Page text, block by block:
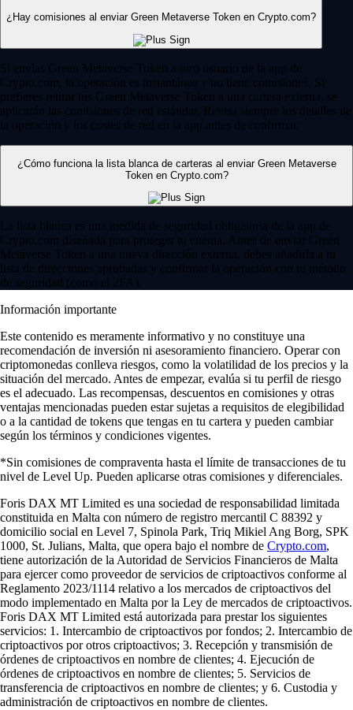
¿Hay comisiones al enviar Green Metaverse Token en Crypto.com?
Si envías Green Metaverse Token a otro usuario de la app de
Crypto.com, la operación es instantánea y no tiene comisiones. Si
prefieres retirar tus Green Metaverse Token a una cartera externa, se
aplicarán las comisiones de red estándar. Revisa siempre los detalles de
la operación y los costes de red en la app antes de confirmar.
¿Cómo funciona la lista blanca de carteras al enviar Green Metaverse
Token en Crypto.com?
La lista blanca es una medida de seguridad obligatoria de la app de
Crypto.com diseñada para proteger tu cuenta. Antes de enviar Green
Metaverse Token a una nueva dirección externa, debes añadirla a tu
lista de direcciones aprobadas y confirmar la operación con tu método
de seguridad (como el 2FA).
Información importante
Este contenido es meramente informativo y no constituye una
recomendación de inversión ni asesoramiento financiero. Operar con
criptomonedas conlleva riesgos, como la volatilidad de los precios y la
situación del mercado. Antes de empezar, evalúa si tu perfil de riesgo
es el adecuado. Las recompensas, descuentos en comisiones y otras
ventajas mencionadas pueden estar sujetas a requisitos de elegibilidad
o a la cantidad de tokens que tengas en tu cartera y pueden cambiar
según los términos y condiciones vigentes.
*Sin comisiones de compraventa hasta el límite de transacciones de tu
nivel de Level Up. Pueden aplicarse otras comisiones y diferenciales.
Foris DAX MT Limited es una sociedad de responsabilidad limitada
constituida en Malta con número de registro mercantil C 88392 y
domicilio social en Level 7, Spinola Park, Triq Mikiel Ang Borg, SPK
1000, St. Julians, Malta, que opera bajo el nombre de Crypto.com,
tiene autorización de la Autoridad de Servicios Financieros de Malta
para ejercer como proveedor de servicios de criptoactivos conforme al
Reglamento 2023/1114 relativo a los mercados de criptoactivos del
modo implementado en Malta por la Ley de mercados de criptoactivos.
Foris DAX MT Limited está autorizada para prestar los siguientes
servicios: 1. Intercambio de criptoactivos por fondos; 2. Intercambio de
criptoactivos por otros criptoactivos; 3. Recepción y transmisión de
órdenes de criptoactivos en nombre de clientes; 4. Ejecución de
órdenes de criptoactivos en nombre de clientes; 5. Servicios de
transferencia de criptoactivos en nombre de clientes; y 6. Custodia y
administración de criptoactivos en nombre de clientes.